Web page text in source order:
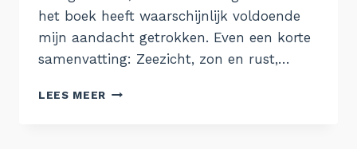
het boek heeft waarschijnlijk voldoende
mijn aandacht getrokken. Even een korte
samenvatting: Zeezicht, zon en rust,…
LEES MEER TANTE